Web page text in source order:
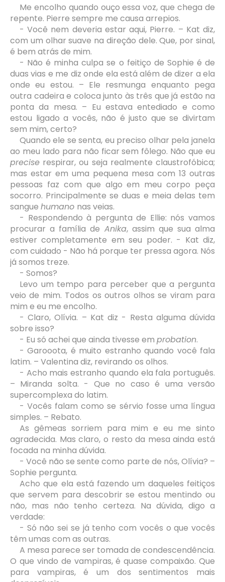
Me encolho quando ouço essa voz, que chega de
repente. Pierre sempre me causa arrepios.
- Você nem deveria estar aqui, Pierre. – Kat diz,
com um olhar suave na direção dele. Que, por sinal,
é bem atrás de mim.
- Não é minha culpa se o feitiço de Sophie é de
duas vias e me diz onde ela está além de dizer a ela
onde eu estou. – Ele resmunga enquanto pega
outra cadeira e coloca junto às três que já estão na
ponta da mesa. – Eu estava entediado e como
estou ligado a vocês, não é justo que se divirtam
sem mim, certo?
Quando ele se senta, eu preciso olhar pela janela
ao meu lado para não ficar sem fôlego. Não que eu
precise respirar, ou seja realmente claustrofóbica;
mas estar em uma pequena mesa com 13 outras
pessoas faz com que algo em meu corpo peça
socorro. Principalmente se duas e meia delas tem
sangue humano nas veias.
- Respondendo à pergunta de Ellie: nós vamos
procurar a família de Anika, assim que sua alma
estiver completamente em seu poder. - Kat diz,
com cuidado - Não há porque ter pressa agora. Nós
já somos treze.
- Somos?
Levo um tempo para perceber que a pergunta
veio de mim. Todos os outros olhos se viram para
mim e eu me encolho.
- Claro, Olívia. – Kat diz - Resta alguma dúvida
sobre isso?
- Eu só achei que ainda tivesse em probation.
- Garooota, é muito estranho quando você fala
latim. – Valentina diz, revirando os olhos.
- Acho mais estranho quando ela fala português.
– Miranda solta. - Que no caso é uma versão
supercomplexa do latim.
- Vocês falam como se sérvio fosse uma língua
simples. – Rebato.
As gêmeas sorriem para mim e eu me sinto
agradecida. Mas claro, o resto da mesa ainda está
focada na minha dúvida.
- Você não se sente como parte de nós, Olívia? –
Sophie pergunta.
Acho que ela está fazendo um daqueles feitiços
que servem para descobrir se estou mentindo ou
não, mas não tenho certeza. Na dúvida, digo a
verdade:
- Só não sei se já tenho com vocês o que vocês
têm umas com as outras.
A mesa parece ser tomada de condescendência.
O que vindo de vampiras, é quase compaixão. Que
para vampiras, é um dos sentimentos mais